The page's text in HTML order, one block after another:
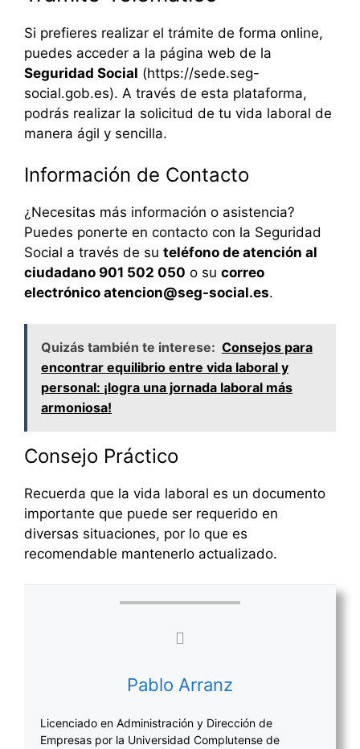
Si prefieres realizar el trámite de forma online,
puedes acceder a la página web de la
Seguridad Social (https://sede.seg-
social.gob.es). A través de esta plataforma,
podrás realizar la solicitud de tu vida laboral de
manera ágil y sencilla.
Información de Contacto
¿Necesitas más información o asistencia?
Puedes ponerte en contacto con la Seguridad
Social a través de su teléfono de atención al
ciudadano 901 502 050 o su correo
electrónico atencion@seg-social.es.
Quizás también te interese: Consejos para
encontrar equilibrio entre vida laboral y
personal: ¡logra una jornada laboral más
armoniosa!
Consejo Práctico
Recuerda que la vida laboral es un documento
importante que puede ser requerido en
diversas situaciones, por lo que es
recomendable mantenerlo actualizado.
Pablo Arranz
Licenciado en Administración y Dirección de
Empresas por la Universidad Complutense de